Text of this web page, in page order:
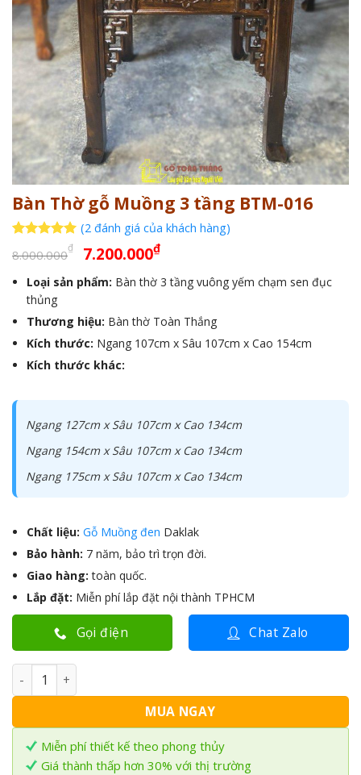
Bàn Thờ gỗ Muồng 3 tầng BTM-016
dựa trên
(2đánh giá của khách hàng)
8.000.000₫ Giá
gốc
là:
7.200.000₫Giá
hiện
tại
7.200.000₫.
Loại sản phẩm: Bàn thờ 3 tầng vuông yếm chạm sen đục
thủng
Thương hiệu: Bàn thờ Toàn Thắng
Kích thước: Ngang 107cm x Sâu 107cm x Cao 154cm
Kích thước khác:
Ngang 127cm x Sâu 107cm x Cao 134cm
Ngang 154cm x Sâu 107cm x Cao 134cm
Ngang 175cm x Sâu 107cm x Cao 134cm
Chất liệu: Gỗ Muồng đen Daklak
Bảo hành: 7 năm, bảo trì trọn đời.
Giao hàng: toàn quốc.
Lắp đặt: Miễn phí lắp đặt nội thành TPHCM
Gọi điện Chat Zalo
Bàn Thờ gỗ Muồng 3 tầng BTM-016 số lượng
MUA NGAY
Miễn phí thiết kế theo phong thủy
Giá thành thấp hơn 30% với thị trường